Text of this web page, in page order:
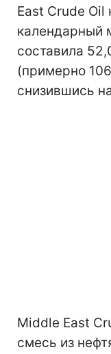
East Crude Oil
календарный
составила
(примерно
снизившись
Middle East
смесь из